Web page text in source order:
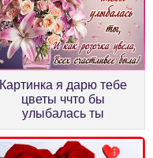
Картинка я дарю тебе
цветы ччто бы
улыбалась ты